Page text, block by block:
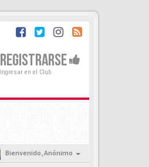
REGISTRARSE
Ingresar en el Club
Bienvenido,Anónimo